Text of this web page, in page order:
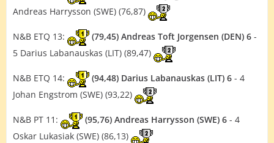
Andreas Harrysson (SWE) (76,87)
N&B ETQ 13: (79,45) Andreas Toft Jorgensen (DEN) 6 -
5 Darius Labanauskas (LIT) (89,47)
N&B ETQ 14: (94,48) Darius Labanauskas (LIT) 6 - 4
Johan Engstrom (SWE) (93,22)
N&B PT 11: (95,76) Andreas Harrysson (SWE) 6 - 4
Oskar Lukasiak (SWE) (86,13)